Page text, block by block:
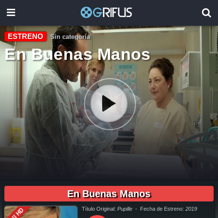
ESTRENO Sin categoría
En Buenas Manos
Buenas Manos en español latino, pelicula completa En Buenas Manos audio latino, pelicula completa En Buenas Manos audio latino online, como ver En Buenas Manos pelicula completa en
pelicula completa en español latino, ver En Buenas Manos pelicula completa en español, ver En Buenas Manos pelicula completa en español latino, En Buenas Manos pelicula completa audio
latino, En Buenas Manos pelicula completa 2019, En Buenas Manos pelicula completa en español, En Buenas Manos pelicula completa en español latino, trailer En Buenas Manos, En Buenas
Manos trailer, ver trailer En Buenas Manos español, trailer en español En Buenas Manos, En Buenas Manos trailer español latino, En Buenas Manos descargar torrent gratis, descargar pelicula
completa En Buenas Manos hd, descargar En Buenas Manos pelicula completa, descargar En Buenas Manos pelicula completa torrent, descargar En Buenas Manos pelicula completa utorrent,
descargar En Buenas Manos pelicula completa mega, descargar En Buenas Manos pelicula completa gratis, En Buenas Manos descargar pelicula completa gratis, En Buenas Manos descargar
gratis En Buenas Manos online, ver pelicula En Buenas Manos online, ver En Buenas Manos online megavideo, ver pelicula En Buenas Manos online gratis, ver online En Buenas Manos, En
Buenas Manos online ver pelicula, ver estreno En Buenas Manos online, En Buenas Manos online ver, En Buenas Manos ver online, Ver Pelicula En Buenas Manos Español Latino, Pelicula En
Buenas Manos Latino Online, Pelicula En Buenas Manos Español Online, Pelicula En Buenas Manos Subtitulado,
En Buenas Manos
Título Original:Pupille - Fecha de Estreno:2019